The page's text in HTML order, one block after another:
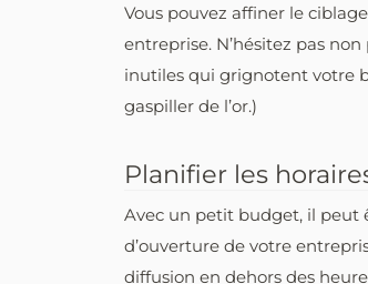
Vous pouvez affiner le
entreprise. N’hésitez pas
inutiles qui grignotent votre
gaspiller de l’or.)
Planifier les
Avec un petit budget, il peut
d’ouverture de votre
diffusion en dehors des